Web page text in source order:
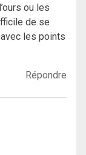
ou les
de se
les points
Répondre